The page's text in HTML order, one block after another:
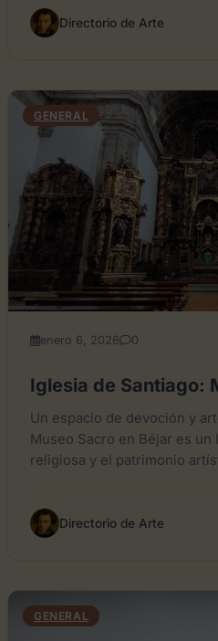
Directorio de Arte
GENERAL
enero 6, 2026 0
Iglesia de Santiago:
Un espacio de devoción y
Museo Sacro en Béjar es
religiosa y el patrimonio
Directorio de Arte
GENERAL